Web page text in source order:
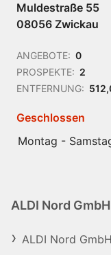
Muldestraße 55
08056 Zwickau
ANGEBOTE: 0
PROSPEKTE: 2
ENTFERNUNG:
Geschlossen
Montag -
ALDI Nord
ALDI Nord